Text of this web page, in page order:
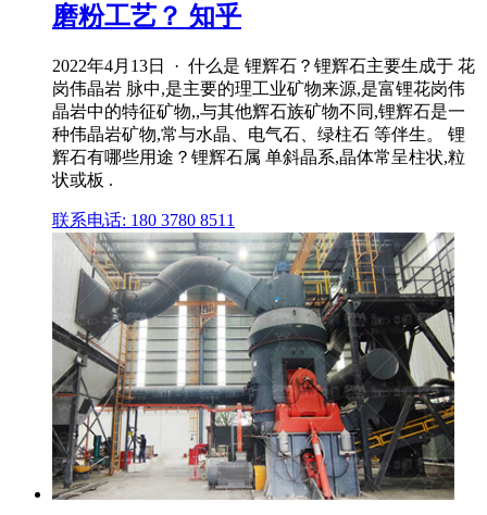
磨粉工艺？ 知乎
2022年4月13日 · 什么是 锂辉石？锂辉石主要生成于 花
岗伟晶岩 脉中,是主要的理工业矿物来源,是富锂花岗伟
晶岩中的特征矿物,,与其他辉石族矿物不同,锂辉石是一
种伟晶岩矿物,常与水晶、电气石、绿柱石 等伴生。 锂
辉石有哪些用途？锂辉石属 单斜晶系,晶体常呈柱状,粒
状或板 .
联系电话: 180 3780 8511